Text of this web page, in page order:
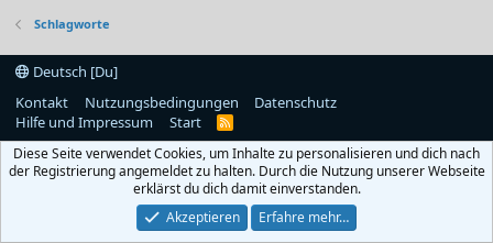
Schlagworte
Deutsch [Du]
Kontakt
Nutzungsbedingungen
Datenschutz
Hilfe und Impressum
Start
R
S
Diese Seite verwendet Cookies, um Inhalte zu personalisieren und dich nach
der Registrierung angemeldet zu halten. Durch die Nutzung unserer Webseite
erklärst du dich damit einverstanden.
Akzeptieren
Erfahre mehr…